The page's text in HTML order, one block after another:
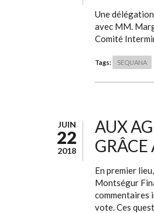
Une
avec MM.
Comité
Tags: SEQUANA
JUIN
22
2018
AUX
GRÂCE
En premier
Montségur
commentaires
vote. Ces